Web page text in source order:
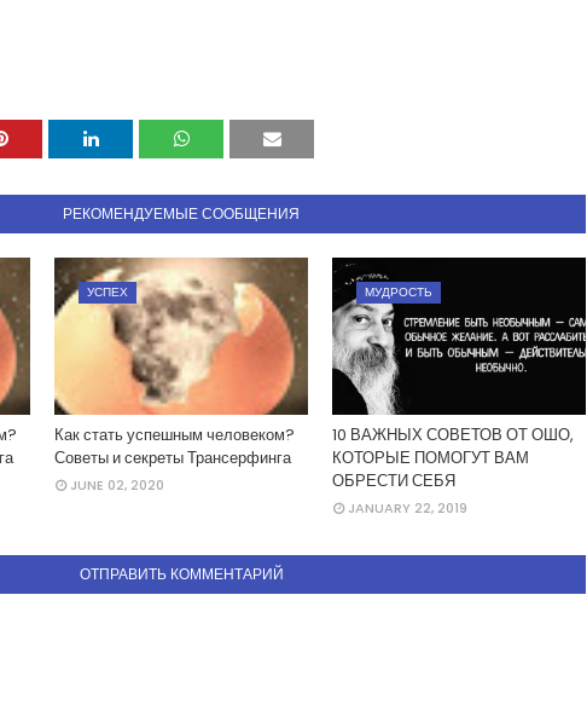
РЕКОМЕНДУЕМЫЕ СООБЩЕНИЯ
УСПЕХ
Как стать успешным человеком?
Советы и секреты Трансерфинга
JUNE 02, 2020
МУДРОСТЬ
10 ВАЖНЫХ СОВЕТОВ ОТ ОШО,
КОТОРЫЕ ПОМОГУТ ВАМ
ОБРЕСТИ СЕБЯ
JANUARY 22, 2019
ОТПРАВИТЬ КОММЕНТАРИЙ